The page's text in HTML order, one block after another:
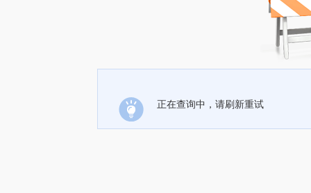
正在查询中，请刷新重试